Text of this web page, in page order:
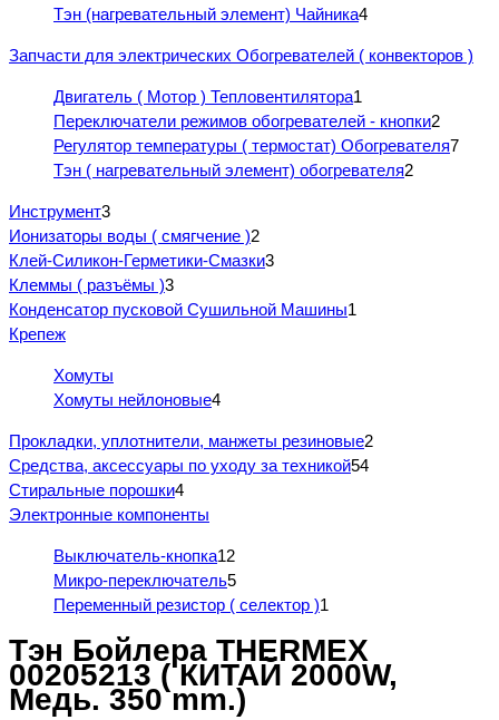
Тэн (нагревательный элемент) Чайника4
Запчасти для электрических Обогревателей ( конвекторов )
Двигатель ( Мотор ) Тепловентилятора1
Переключатели режимов обогревателей - кнопки2
Регулятор температуры ( термостат) Обогревателя7
Тэн ( нагревательный элемент) обогревателя2
Инструмент3
Ионизаторы воды ( смягчение )2
Клей-Силикон-Герметики-Смазки3
Клеммы ( разъёмы )3
Конденсатор пусковой Сушильной Машины1
Крепеж
Хомуты
Хомуты нейлоновые4
Прокладки, уплотнители, манжеты резиновые2
Средства, аксессуары по уходу за техникой54
Стиральные порошки4
Электронные компоненты
Выключатель-кнопка12
Микро-переключатель5
Переменный резистор ( селектор )1
Тэн Бойлера THERMEX
00205213 ( КИТАЙ 2000W,
Медь. 350 mm.)